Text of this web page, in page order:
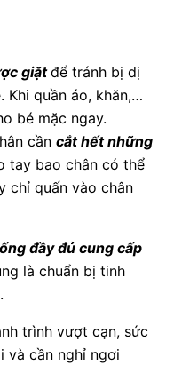
giặtđể tránh bị dị
Khi quần áo, khăn,…
bé mặc ngay.
cần cắt hết những
tay bao chân có thể
chỉ quấn vào chân
đầy đủ cung cấp
là chuẩn bị tinh
trình vượt cạn, sức
và cần nghỉ ngơi